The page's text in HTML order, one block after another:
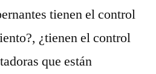
tienen el control
¿tienen el control
que están